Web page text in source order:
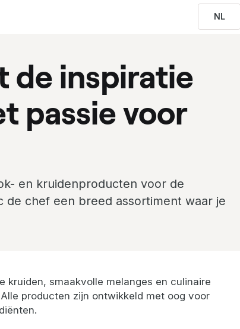
NL
de inspiratie
passie voor
en kruidenproducten voor de
de chef een breed assortiment waar je
kruiden, smaakvolle melanges en culinaire
producten zijn ontwikkeld met oog voor